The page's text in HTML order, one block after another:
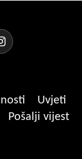
Uvjeti
Pošalji vijest